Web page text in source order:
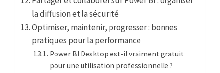
la diffusion et la sécurité
Optimiser, maintenir, progresser : bonnes
pratiques pour la performance
Power BI Desktop est-il vraiment gratuit
pour une utilisation professionnelle ?